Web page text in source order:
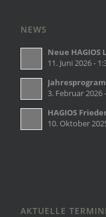
NEWS
Neue
11. Juni 2026 -
3. Februar 2026
HAGIOS
10. Oktober
AKTUELLE